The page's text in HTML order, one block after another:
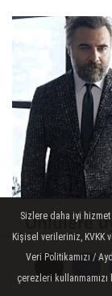
Ünlülere
Oktay
dahil 6
Sizlere daha iyi
Kişisel verileriniz, KVKK
Veri Politikamızı /
çerezleri kullanmamızı